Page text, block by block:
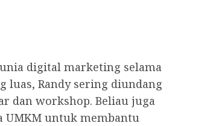
digital marketing selama
luas, Randy sering diundang
dan workshop. Beliau juga
UMKM untuk membantu